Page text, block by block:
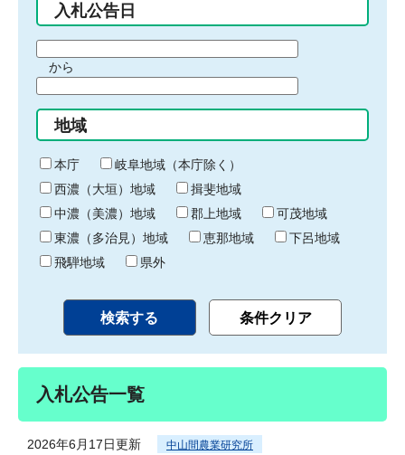
入札公告日
間
始
り
から
間
終
わ
り
地域
本庁
岐阜地域（本庁除く）
西濃（大垣）地域
揖斐地域
中濃（美濃）地域
郡上地域
可茂地域
東濃（多治見）地域
恵那地域
下呂地域
飛騨地域
県外
入札公告一覧
2026年6月17日更新 中山間農業研究所